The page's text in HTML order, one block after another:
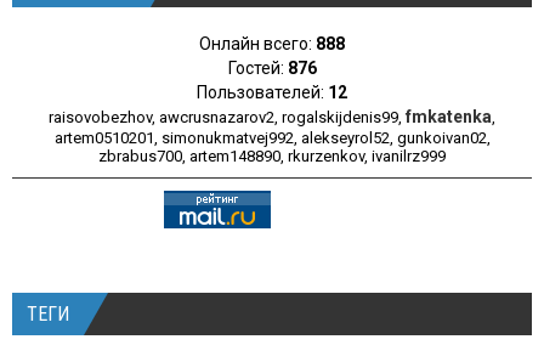
Онлайн всего: 888
Гостей: 876
Пользователей: 12
raisovobezhov, awcrusnazarov2, rogalskijdenis99, fmkatenka,
artem0510201, simonukmatvej992, alekseyrol52, gunkoivan02,
zbrabus700, artem148890, rkurzenkov, ivanilrz999
ТЕГИ